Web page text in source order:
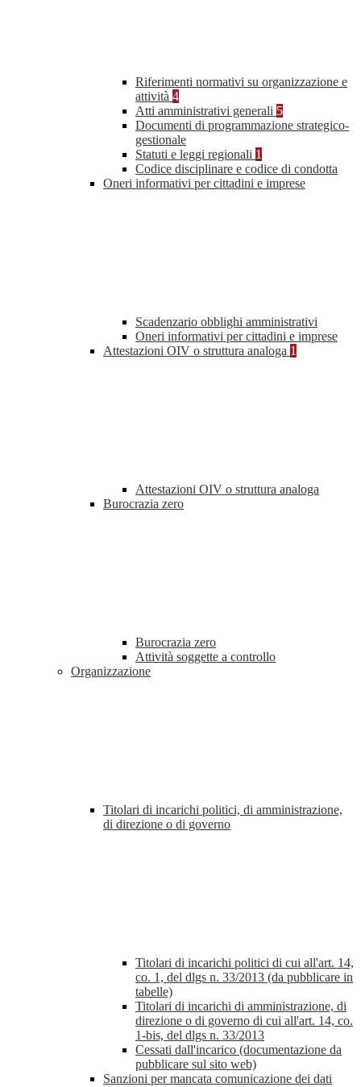
Riferimenti normativi su organizzazione e
attività 4
Atti amministrativi generali 5
Documenti di programmazione strategico-
gestionale
Statuti e leggi regionali 1
Codice disciplinare e codice di condotta
Oneri informativi per cittadini e imprese
Scadenzario obblighi amministrativi
Oneri informativi per cittadini e imprese
Attestazioni OIV o struttura analoga 1
Attestazioni OIV o struttura analoga
Burocrazia zero
Burocrazia zero
Attività soggette a controllo
Organizzazione
Titolari di incarichi politici, di amministrazione,
di direzione o di governo
Titolari di incarichi politici di cui all'art. 14,
co. 1, del dlgs n. 33/2013 (da pubblicare in
tabelle)
Titolari di incarichi di amministrazione, di
direzione o di governo di cui all'art. 14, co.
1-bis, del dlgs n. 33/2013
Cessati dall'incarico (documentazione da
pubblicare sul sito web)
Sanzioni per mancata comunicazione dei dati